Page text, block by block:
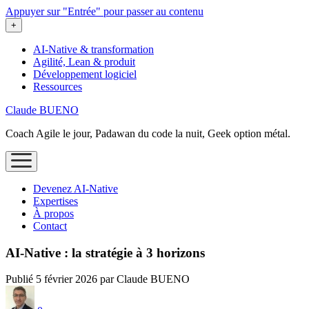
Appuyer sur "Entrée" pour passer au contenu
ouvrir
le
+
AI-Native & transformation
Agilité, Lean & produit
Développement logiciel
Ressources
Claude BUENO
Coach Agile le jour, Padawan du code la nuit, Geek option métal.
ouvrir
le
Devenez AI‑Native
Expertises
À propos
Contact
AI‑Native : la stratégie à 3 horizons
Publié 5 février 2026 par Claude BUENO